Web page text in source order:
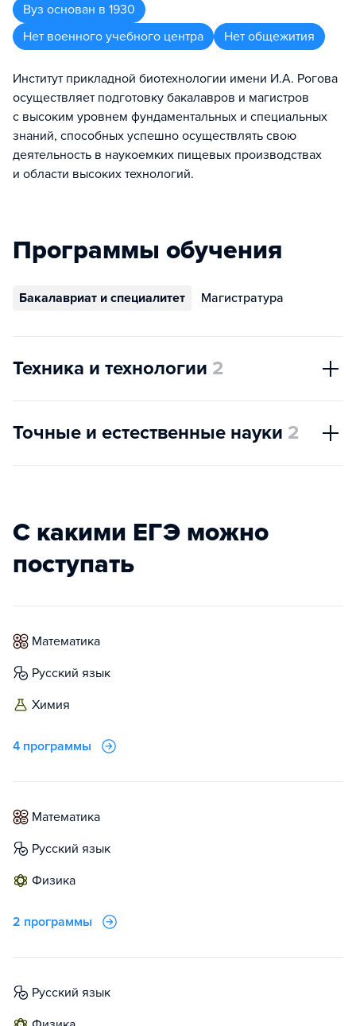
Вуз основан в 1930
Нет военного учебного центра
Нет общежития
Институт прикладной биотехнологии имени И.А. Рогова
осуществляет подготовку бакалавров и магистров
с высоким уровнем фундаментальных и специальных
знаний, способных успешно осуществлять свою
деятельность в наукоемких пищевых производствах
и области высоких технологий.
Программы обучения
Бакалавриат и специалитет Магистратура
Техника и технологии 2
Точные и естественные науки 2
С какими ЕГЭ можно
поступать
математика
русский язык
химия
4 программы
математика
русский язык
физика
2 программы
русский язык